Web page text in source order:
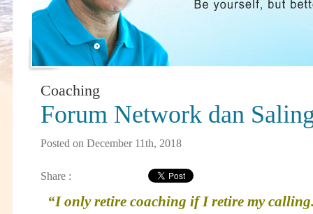
Coaching
Forum Network dan
Posted on December 11th, 2018
Share :
“I only retire coaching if I retire my